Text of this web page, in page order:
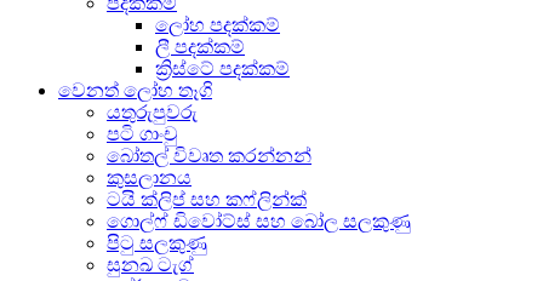
ලෝහ පදක්කම්
ලී පදක්කම්
ක්‍රිස්ටේ පදක්කම්
වෙනත් ලෝහ තෑගි
යතුරුපුවරු
පටි ගාංචු
බෝතල් විවෘත කරන්නන්
කුසලානය
ටයි ක්ලිප් සහ කෆ්ලින්ක්
ගොල්ෆ් ඩිවෝට්ස් සහ බෝල සලකුණු
පිටු සලකුණු
සුනඛ ටැග්